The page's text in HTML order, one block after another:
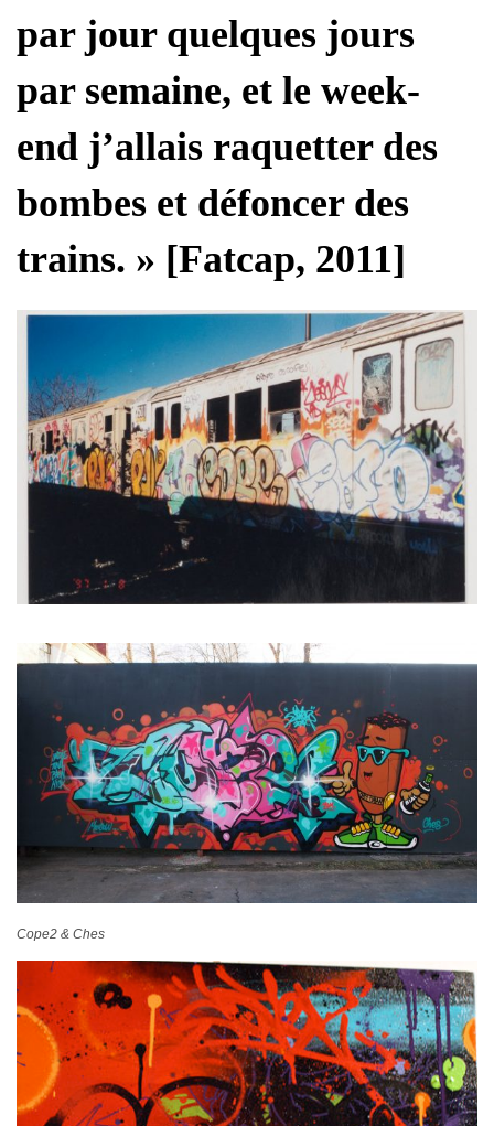
par jour quelques jours
par semaine, et le week-
end j’allais raquetter des
bombes et défoncer des
trains. » [Fatcap, 2011]
Cope2 & Ches